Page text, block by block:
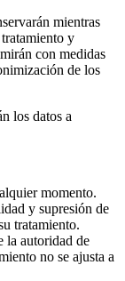
mientras
y
con medidas
de los
los datos a
momento.
y supresión de
tratamiento.
la autoridad de
no se ajusta a